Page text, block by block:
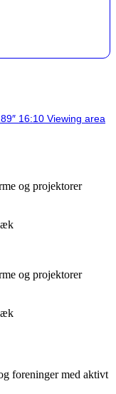
16:10 Viewing area
og projektorer
og projektorer
foreninger med aktivt